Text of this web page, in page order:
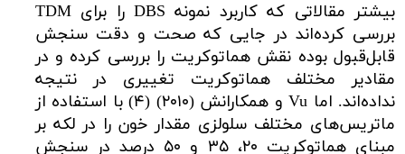
بیشتر مقالاتی که کاربرد نمونه DBS را برای TDM
بررسی کرده‌اند در جایی که صحت و دقت سنجش
قابل‌قبول بوده نقش هماتوکریت را بررسی کرده و در
مقادیر مختلف هماتوکریت تغییری در نتیجه
نداده‌اند. اما Vu و همکارانش (۲۰۱۰) (۴) با استفاده از
ماتریس‌های مختلف سلولزی مقدار خون را در لکه بر
مبنای هماتوکریت ۲۰، ۳۵ و ۵۰ درصد در سنجش